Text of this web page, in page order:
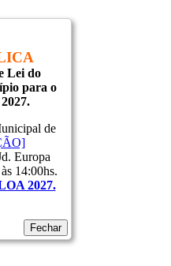
Lei do
para o
de
Europa
14:00hs.
2027.
Fechar